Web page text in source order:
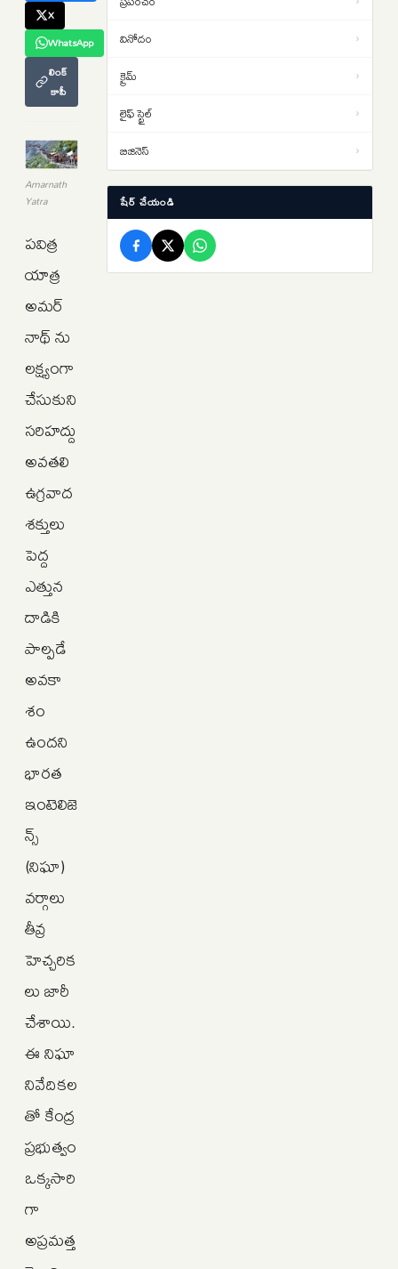
X
WhatsApp
లింక్
కాపీ
Amarnath
Yatra
పవిత్ర
యాత్ర
అమర్‌
నాథ్‌ ను
లక్ష్యంగా
చేసుకుని
సరిహద్దు
అవతలి
ఉగ్రవాద
శక్తులు
పెద్ద
ఎత్తున
దాడికి
పాల్పడే
అవకా
శం
ఉందని
భారత
ఇంటెలిజె
న్స్
(నిఘా)
వర్గాలు
తీవ్ర
హెచ్చరిక
లు జారీ
చేశాయి.
ఈ నిఘా
నివేదికల
తో కేంద్ర
ప్రభుత్వం
ఒక్కసారి
గా
అప్రమత్త
అప్పగించేందుకు భారత్ యత్నాలు
ఆంక్షలు ఇవే..NRI లకు షాక్
15:32AI తో జాబ్స్ పోవడం లేదు…కొత్త జాబ్స్
వస్తున్నాయంటున్న అంతర్జాతీయ సంస్థ
నోమురా..కారణాలు ఇవే…
వినోదం ›
క్రైమ్ ›
లైఫ్ స్టైల్ ›
బిజినెస్ ›
షేర్ చేయండి